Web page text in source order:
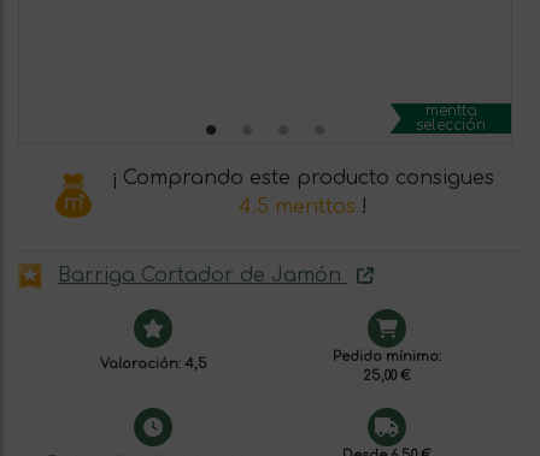
mentta
selección
¡ Comprando este producto consigues
4.5 menttos !
Barriga Cortador de Jamón
Valoración: 4,5
Pedido mínimo:
25,00 €